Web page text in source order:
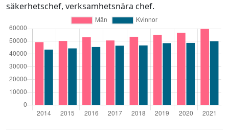
säkerhetschef, verksamhetsnära chef.